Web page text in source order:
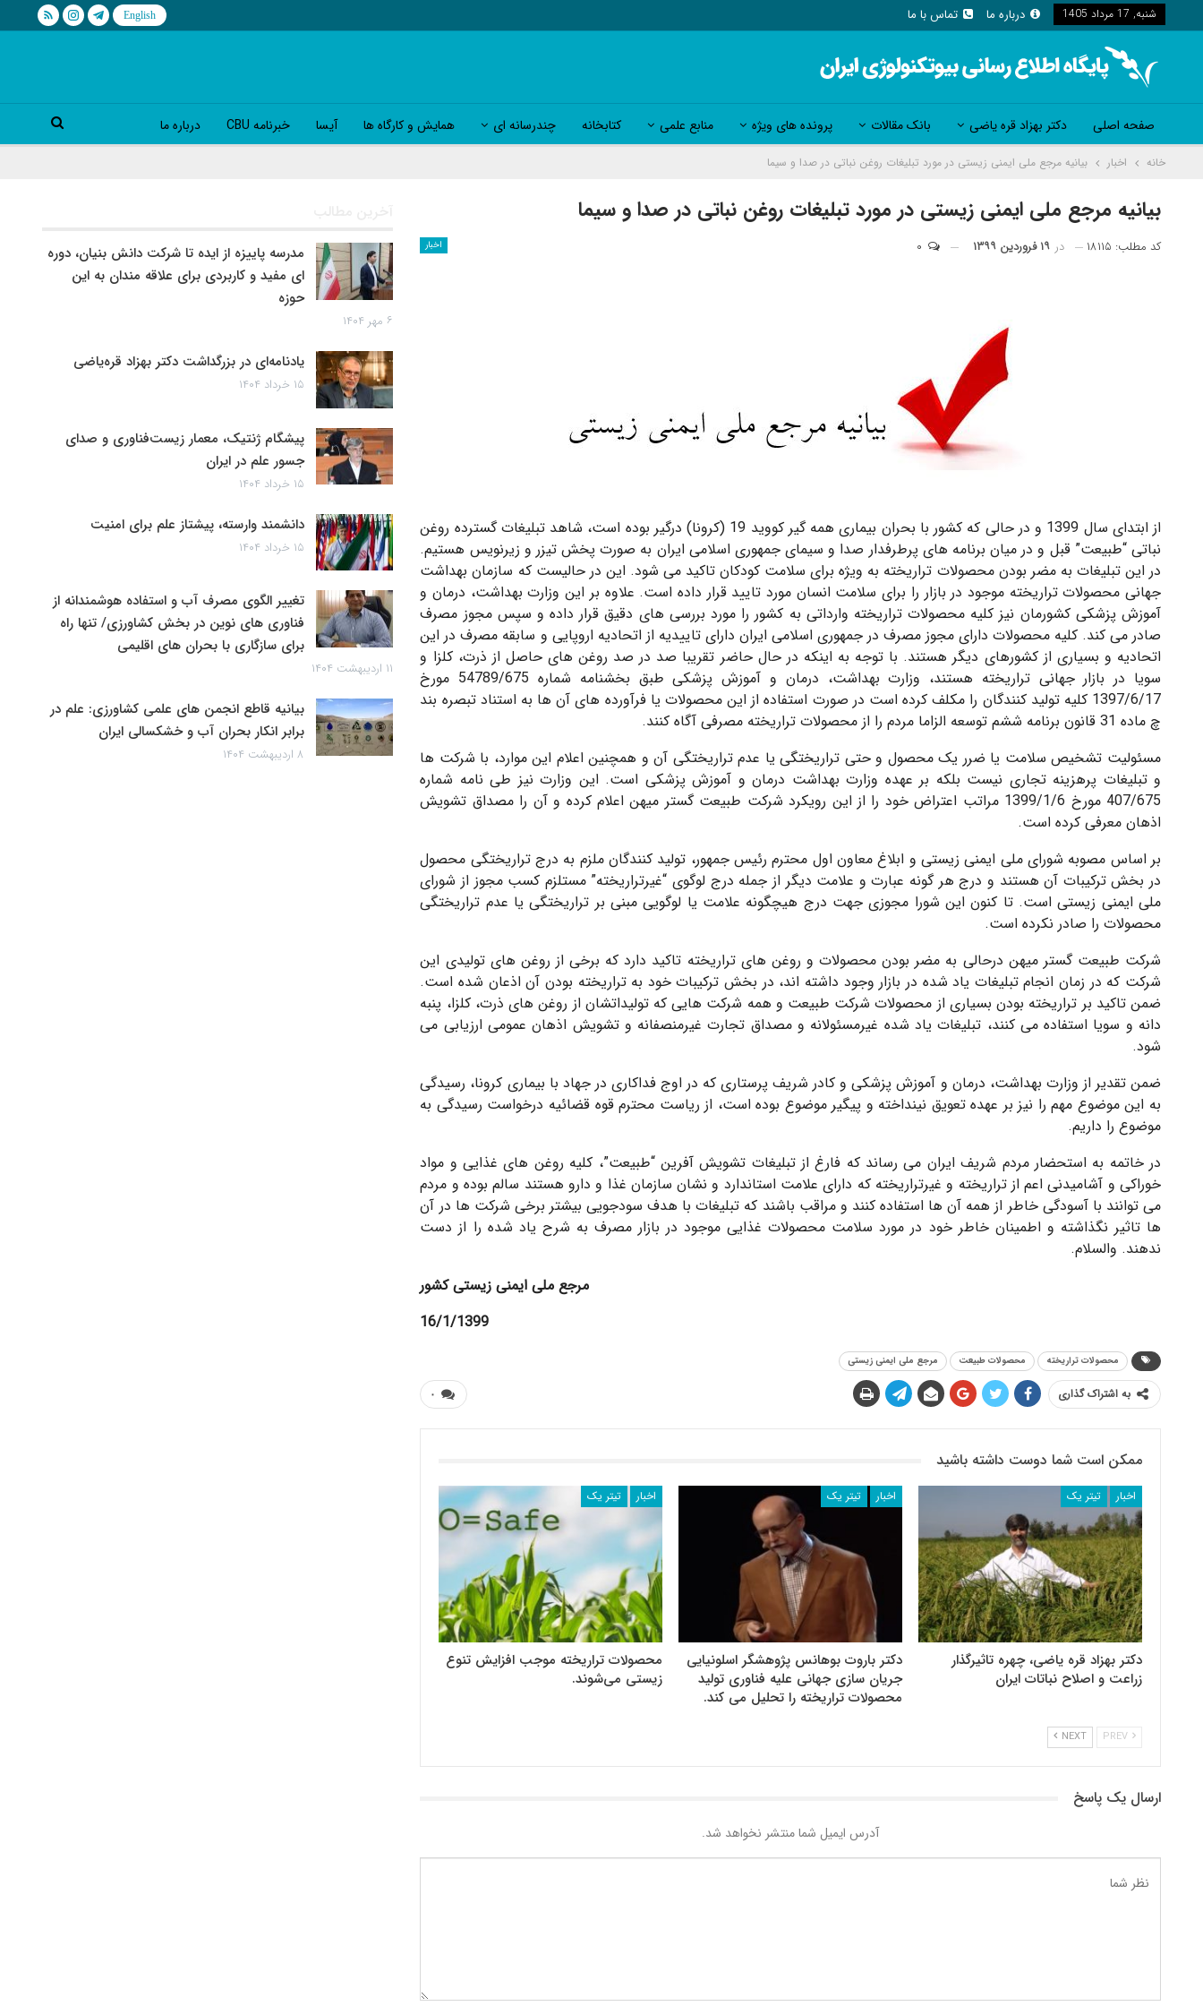
شنبه, 17 مرداد 1405 درباره ما تماس با ما
صفحه اصلی دکتر بهزاد قره یاضی بانک مقالات پرونده های ویژه منابع علمی کتابخانه چندرسانه ای همایش و کارگاه ها آیسا خبرنامه CBU درباره ما
خانه اخبار بیانیه مرجع ملی ایمنی زیستی در مورد تبلیغات روغن نباتی در صدا و سیما
بیانیه مرجع ملی ایمنی زیستی در مورد تبلیغات روغن نباتی در صدا و سیما
اخبار کد مطلب: ۱۸۱۱۵ در ۱۹ فروردین ۱۳۹۹
از ابتدای سال 1399 و در حالی که کشور با بحران بیماری همه گیر کووید 19 (کرونا) درگیر بوده است، شاهد تبلیغات گسترده روغن
نباتی “طبیعت” قبل و در میان برنامه های پرطرفدار صدا و سیمای جمهوری اسلامی ایران به صورت پخش تیزر و زیرنویس هستیم.
در این تبلیغات به مضر بودن محصولات تراریخته به ویژه برای سلامت کودکان تاکید می شود. این در حالیست که سازمان بهداشت
جهانی محصولات تراریخته موجود در بازار را برای سلامت انسان مورد تایید قرار داده است. علاوه بر این وزارت بهداشت، درمان و
آموزش پزشکی کشورمان نیز کلیه محصولات تراریخته وارداتی به کشور را مورد بررسی های دقیق قرار داده و سپس مجوز مصرف
صادر می کند. کلیه محصولات دارای مجوز مصرف در جمهوری اسلامی ایران دارای تاییدیه از اتحادیه اروپایی و سابقه مصرف در این
اتحادیه و بسیاری از کشورهای دیگر هستند. با توجه به اینکه در حال حاضر تقریبا صد در صد روغن های حاصل از ذرت، کلزا و
سویا در بازار جهانی تراریخته هستند، وزارت بهداشت، درمان و آموزش پزشکی طبق بخشنامه شماره 54789/675 مورخ
1397/6/17 کلیه تولید کنندگان را مکلف کرده است در صورت استفاده از این محصولات یا فرآورده های آن ها به استناد تبصره بند
چ ماده 31 قانون برنامه ششم توسعه الزاما مردم را از محصولات تراریخته مصرفی آگاه کنند.
مسئولیت تشخیص سلامت یا ضرر یک محصول و حتی تراریختگی یا عدم تراریختگی آن و همچنین اعلام این موارد، با شرکت ها
و تبلیغات پرهزینه تجاری نیست بلکه بر عهده وزارت بهداشت درمان و آموزش پزشکی است. این وزارت نیز طی نامه شماره
407/675 مورخ 1399/1/6 مراتب اعتراض خود را از این رویکرد شرکت طبیعت گستر میهن اعلام کرده و آن را مصداق تشویش
اذهان معرفی کرده است.
بر اساس مصوبه شورای ملی ایمنی زیستی و ابلاغ معاون اول محترم رئیس جمهور، تولید کنندگان ملزم به درج تراریختگی محصول
در بخش ترکیبات آن هستند و درج هر گونه عبارت و علامت دیگر از جمله درج لوگوی “غیرتراریخته” مستلزم کسب مجوز از شورای
ملی ایمنی زیستی است. تا کنون این شورا مجوزی جهت درج هیچگونه علامت یا لوگویی مبنی بر تراریختگی یا عدم تراریختگی
محصولات را صادر نکرده است.
شرکت طبیعت گستر میهن درحالی به مضر بودن محصولات و روغن های تراریخته تاکید دارد که برخی از روغن های تولیدی این
شرکت که در زمان انجام تبلیغات یاد شده در بازار وجود داشته اند، در بخش ترکیبات خود به تراریخته بودن آن اذعان شده است.
ضمن تاکید بر تراریخته بودن بسیاری از محصولات شرکت طبیعت و همه شرکت هایی که تولیداتشان از روغن های ذرت، کلزا، پنبه
دانه و سویا استفاده می کنند، تبلیغات یاد شده غیرمسئولانه و مصداق تجارت غیرمنصفانه و تشویش اذهان عمومی ارزیابی می
شود.
ضمن تقدیر از وزارت بهداشت، درمان و آموزش پزشکی و کادر شریف پرستاری که در اوج فداکاری در جهاد با بیماری کرونا، رسیدگی
به این موضوع مهم را نیز بر عهده تعویق نینداخته و پیگیر موضوع بوده است، از ریاست محترم قوه قضائیه درخواست رسیدگی به
موضوع را داریم.
در خاتمه به استحضار مردم شریف ایران می رساند که فارغ از تبلیغات تشویش آفرین “طبیعت”، کلیه روغن های غذایی و مواد
خوراکی و آشامیدنی اعم از تراریخته و غیرتراریخته که دارای علامت استاندارد و نشان سازمان غذا و دارو هستند سالم بوده و مردم
می توانند با آسودگی خاطر از همه آن ها استفاده کنند و مراقب باشند که تبلیغات با هدف سودجویی بیشتر برخی شرکت ها در آن
ها تاثیر نگذاشته و اطمینان خاطر خود در مورد سلامت محصولات غذایی موجود در بازار مصرف به شرح یاد شده را از دست
ندهند. والسلام.
مرجع ملی ایمنی زیستی کشور
16/1/1399
محصولات تراریخته محصولات طبیعت مرجع ملی ایمنی زیستی
۰ به اشتراک گذاری
ممکن است شما دوست داشته باشید
اخبار تیتر یک
دکتر بهزاد قره یاضی، چهره تاثیرگذار
زراعت و اصلاح نباتات ایران
اخبار تیتر یک
دکتر باروت بوهانس پژوهشگر اسلونیایی
جریان سازی جهانی علیه فناوری تولید
محصولات تراریخته را تحلیل می کند.
اخبار تیتر یک
محصولات تراریخته موجب افزایش تنوع
زیستی می‌شوند.
NEXT
ارسال یک پاسخ
آدرس ایمیل شما منتشر نخواهد شد.
آخرین مطالب
مدرسه پاییزه از ایده تا شرکت دانش بنیان، دوره
ای مفید و کاربردی برای علاقه مندان به این
حوزه
۶ مهر ۱۴۰۴
یادنامه‌ای در بزرگداشت دکتر بهزاد قره‌یاضی
۱۵ خرداد ۱۴۰۴
پیشگام ژنتیک، معمار زیست‌فناوری و صدای
جسور علم در ایران
۱۵ خرداد ۱۴۰۴
دانشمند وارسته، پیشتاز علم برای امنیت
۱۵ خرداد ۱۴۰۴
تغییر الگوی مصرف آب و استفاده هوشمندانه از
فناوری های نوین در بخش کشاورزی/ تنها راه
برای سازگاری با بحران های اقلیمی
۱۱ اردیبهشت ۱۴۰۴
بیانیه قاطع انجمن های علمی کشاورزی: علم در
برابر انکار بحران آب و خشکسالی ایران
۸ اردیبهشت ۱۴۰۴